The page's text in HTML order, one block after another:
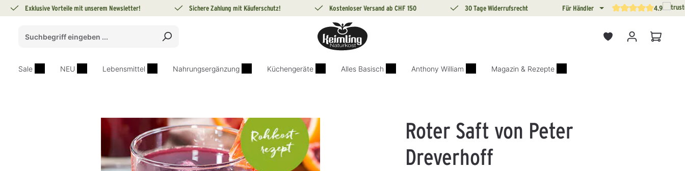
Zur Hauptnavigation springen
Exklusive Vorteile mit unserem Newsletter! Sichere Zahlung mit Käuferschutz! Kostenloser Versand ab CHF 150 30 Tage Widerrufsrecht Für Händler Durchschnittliche4.9
Sale NEU Lebensmittel Nahrungsergänzung Küchengeräte Alles Basisch Anthony William Magazin & Rezepte
Bildergalerie überspringen
Roter Saft von Peter
Dreverhoff